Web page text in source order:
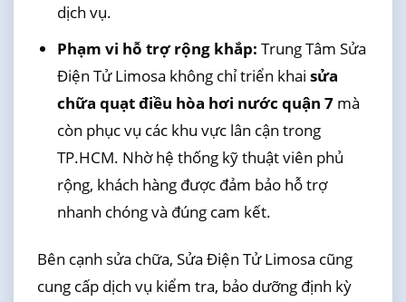
dịch vụ.
Phạm vi hỗ trợ rộng khắp: Trung Tâm Sửa
Điện Tử Limosa không chỉ triển khai sửa
chữa quạt điều hòa hơi nước quận 7mà
còn phục vụ các khu vực lân cận trong
TP.HCM. Nhờ hệ thống kỹ thuật viên phủ
rộng, khách hàng được đảm bảo hỗ trợ
nhanh chóng và đúng cam kết.
Bên cạnh sửa chữa, Sửa Điện Tử Limosa cũng
cung cấp dịch vụ kiểm tra, bảo dưỡng định kỳ